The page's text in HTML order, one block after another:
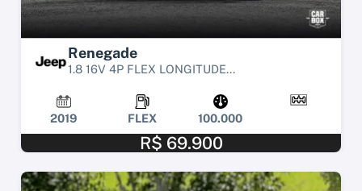
Renegade
1.8 16V 4P FLEX LONGITUDE...
2019 FLEX 100.000
R$ 69.900